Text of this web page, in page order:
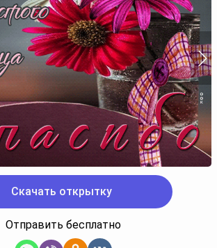
Скачать открытку
Отправить бесплатно